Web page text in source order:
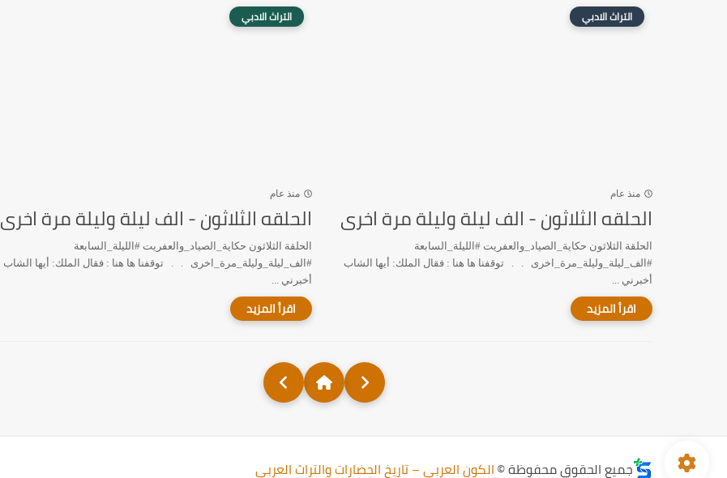
التراث الادبي
منذ عام
الحلقه الثلاثون - الف ليلة وليلة مرة اخرى
الحلقة الثلاثون حكاية_الصياد_والعفريت #الليلة_السابعة
#الف_ليلة_وليلة_مرة_اخرى . . توقفنا ها هنا : فقال الملك: أيها الشاب
أخبرني ...
التراث الادبي
منذ عام
الحلقه الثلاثون - الف ليلة وليلة مرة اخرى
الحلقة الثلاثون حكاية_الصياد_والعفريت #الليلة_السابعة
#الف_ليلة_وليلة_مرة_اخرى . . توقفنا ها هنا : فقال الملك: أيها الشاب
أخبرني ...
جميع الحقوق محفوظة ©الكون العربي – تاريخ الحضارات والتراث العربي